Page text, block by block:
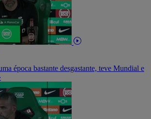
época bastante desgastante, teve Mundial e